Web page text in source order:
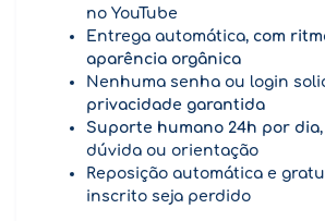
no YouTube
Entrega automática, com
aparência orgânica
Nenhuma senha ou login
privacidade garantida
Suporte humano 24h por dia
dúvida ou orientação
Reposição automática e
inscrito seja perdido